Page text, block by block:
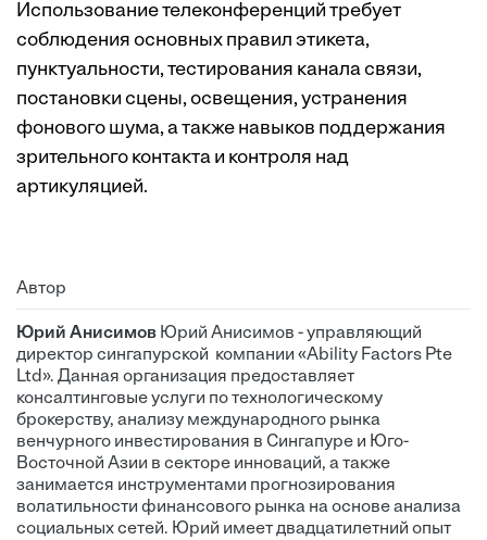
Использование телеконференций требует
соблюдения основных правил этикета,
пунктуальности, тестирования канала связи,
постановки сцены, освещения, устранения
фонового шума, а также навыков поддержания
зрительного контакта и контроля над
артикуляцией.
Автор
Юрий Анисимов Юрий Анисимов - управляющий
директор сингапурской компании «Ability Factors Pte
Ltd». Данная организация предоставляет
консалтинговые услуги по технологическому
брокерству, анализу международного рынка
венчурного инвестирования в Сингапуре и Юго-
Восточной Азии в секторе инноваций, а также
занимается инструментами прогнозирования
волатильности финансового рынка на основе анализа
социальных сетей. Юрий имеет двадцатилетний опыт